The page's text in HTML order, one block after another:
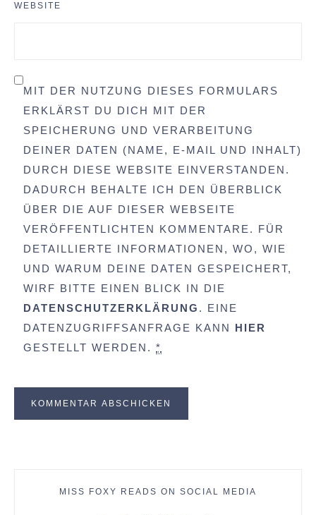
WEBSITE
MIT DER NUTZUNG DIESES FORMULARS
ERKLÄRST DU DICH MIT DER
SPEICHERUNG UND VERARBEITUNG
DEINER DATEN (NAME, E-MAIL UND INHALT)
DURCH DIESE WEBSITE EINVERSTANDEN.
DADURCH BEHALTE ICH DEN ÜBERBLICK
ÜBER DIE AUF DIESER WEBSEITE
VERÖFFENTLICHTEN KOMMENTARE. FÜR
DETAILLIERTE INFORMATIONEN, WO, WIE
UND WARUM DEINE DATEN GESPEICHERT,
WIRF BITTE EINEN BLICK IN DIE
DATENSCHUTZERKLÄRUNG . EINE
DATENZUGRIFFSANFRAGE KANN HIER
GESTELLT WERDEN. *
MISS FOXY READS ON SOCIAL MEDIA